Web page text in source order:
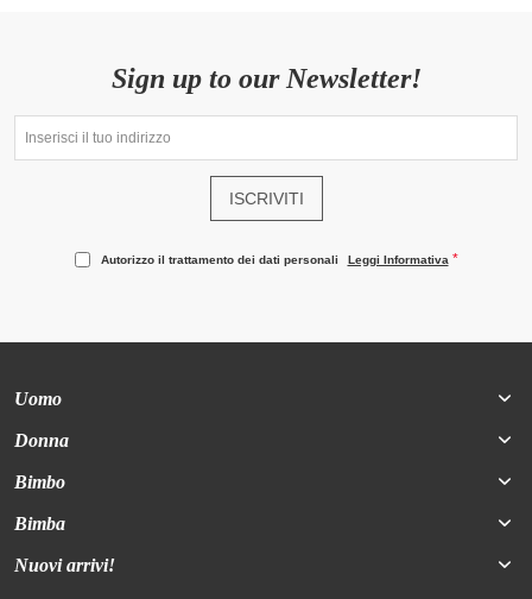
Sign up to our Newsletter!
ISCRIVITI
Autorizzo il trattamento dei dati personali Leggi Informativa
Uomo
Donna
Bimbo
Bimba
Nuovi arrivi!